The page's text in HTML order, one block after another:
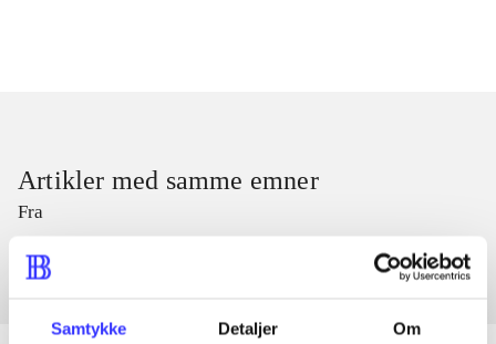
Samtykke Detaljer Om
Artikler med samme emner
Fra